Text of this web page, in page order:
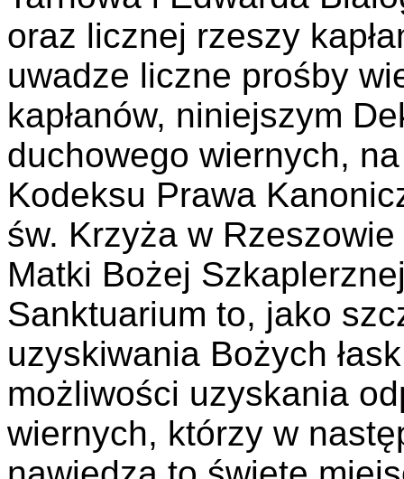
oraz licznej rzeszy
uwadze liczne prośby
kapłanów, niniejszym
duchowego wiernych,
Kodeksu Prawa
św. Krzyża w
Matki Bożej
Sanktuarium to, jako
uzyskiwania Bożych
możliwości uzyskania
wiernych, którzy w